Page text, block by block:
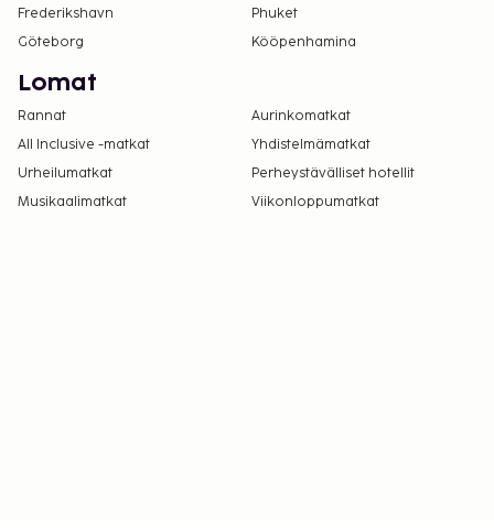
Frederikshavn
Phuket
Göteborg
Kööpenhamina
Lomat
Rannat
Aurinkomatkat
All Inclusive -matkat
Yhdistelmämatkat
Urheilumatkat
Perheystävälliset hotellit
Musikaalimatkat
Viikonloppumatkat